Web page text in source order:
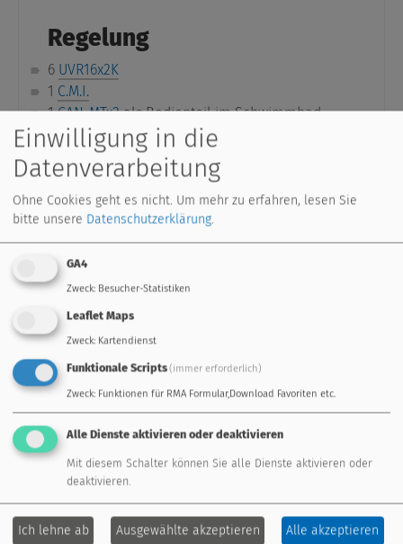
Regelung
6 UVR16x2K
1 C.M.I.
1CAN-MTx2als Bedienteil im Schwimmbad
8 CAN-UES
2 AC/DC Konverter
diverseHilfsrelais
Sensorik(74x Temperatur)
Anlage
1 BHKW Haupthaus 70KW thermisch, 30KW
elektrisch
1 BHKW Nebengebäude 30KW thermisch, 16KW
1 Gaskessel 400KW (Falls die Leistung des BHKW
nicht ausreicht)
1 Ölkessel 400KW (als Backup bei Störung des
Gaskessels)
2 thermische Solaranlagen mit insgesamt
100m2
Einwilligung in die
Datenverarbeitung
Ohne Cookies geht es nicht. Um mehr zu erfahren, lesen Sie
bitte unsere Datenschutzerklärung.
GA4
Zweck: Besucher-Statistiken
Leaflet Maps
Zweck: Kartendienst
Funktionale Scripts(immer erforderlich)
Zweck: Funktionen für RMA Formular,Download Favoriten etc.
Alle Dienste aktivieren oder deaktivieren
Mit diesem Schalter können Sie alle Dienste aktivieren oder
deaktivieren.
Ich lehne ab Ausgewählte akzeptieren Alle akzeptieren